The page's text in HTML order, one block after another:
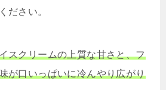
ださい。
スクリームの上質な甘さと、フ
が口いっぱいに冷んやり広がり